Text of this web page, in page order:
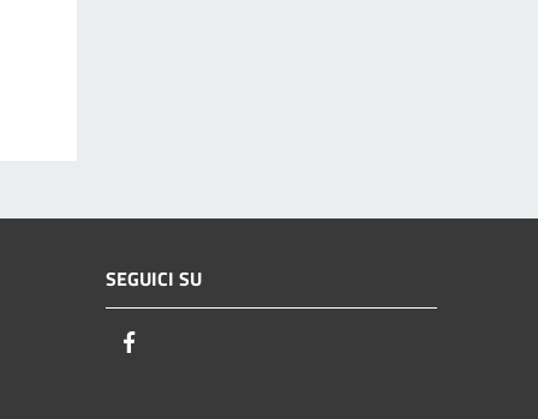
SEGUICI SU